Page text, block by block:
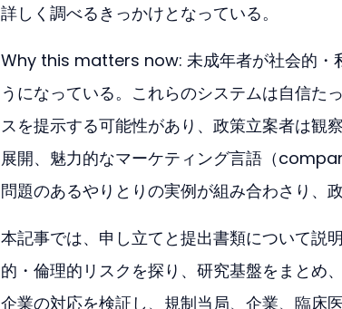
詳しく調べるきっかけとなっている。
Why this matters now: 未成年者が社会的・
うになっている。これらのシステムは自信た
スを提示する可能性があり、政策立案者は観
展開、魅力的なマーケティング言語（
問題のあるやりとりの実例が組み合わさり、
本記事では、申し立てと提出書類について説
的・倫理的リスクを探り、研究基盤をまとめ
企業の対応を検証し、規制当局、企業、臨床